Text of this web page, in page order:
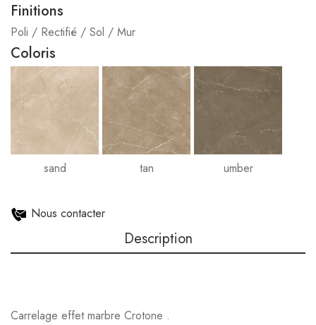
Finitions
Poli / Rectifié / Sol / Mur
Coloris
sand tan umber
Nous contacter
Description
Carrelage effet marbre Crotone .